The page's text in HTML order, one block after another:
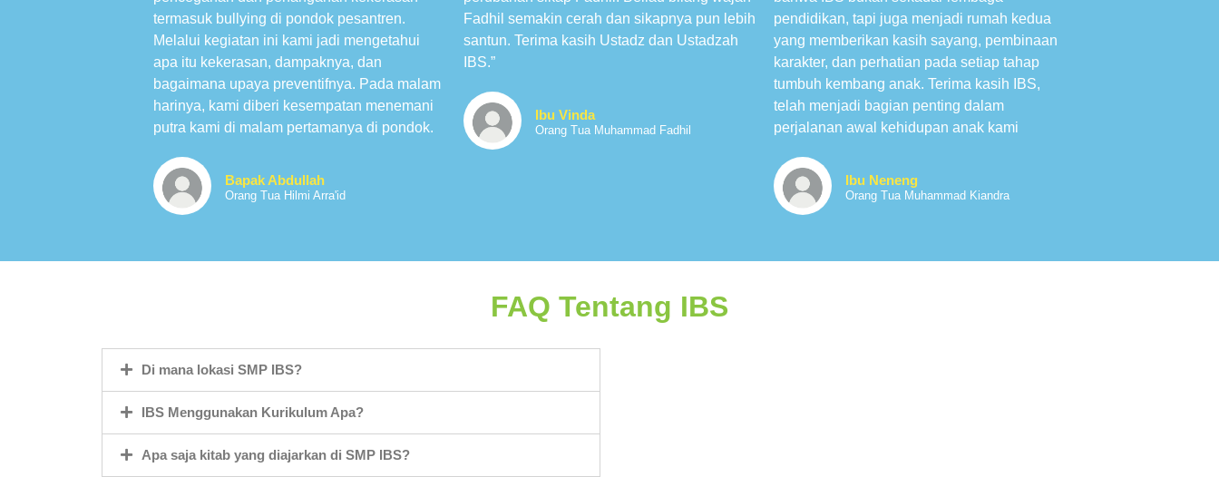
termasuk bullying di pondok pesantren.
Melalui kegiatan ini kami jadi mengetahui
apa itu kekerasan, dampaknya, dan
bagaimana upaya preventifnya. Pada malam
harinya, kami diberi kesempatan menemani
putra kami di malam pertamanya di pondok.
Bapak Abdullah
Orang Tua Hilmi Arra'id
Fadhil semakin cerah dan sikapnya pun lebih
santun. Terima kasih Ustadz dan Ustadzah
IBS.”
Ibu Vinda
Orang Tua Muhammad Fadhil
pendidikan, tapi juga menjadi rumah kedua
yang memberikan kasih sayang, pembinaan
karakter, dan perhatian pada setiap tahap
tumbuh kembang anak. Terima kasih IBS,
telah menjadi bagian penting dalam
perjalanan awal kehidupan anak kami
Ibu Neneng
Orang Tua Muhammad Kiandra
FAQ Tentang IBS
Di mana lokasi SMP IBS?
IBS Menggunakan Kurikulum Apa?
Apa saja kitab yang diajarkan di SMP IBS?